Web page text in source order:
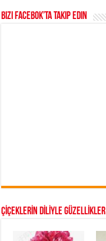
Bizi Facebok’ta takip edin
ÇİÇEKLERİN DİLİYLE GÜZELLİKLER